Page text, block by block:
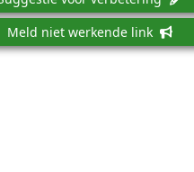
Meld niet werkende link